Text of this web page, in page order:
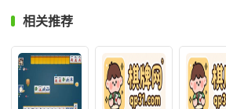
相关推荐